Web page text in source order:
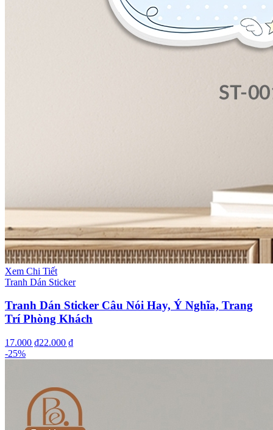
Xem Chi Tiết
Tranh Dán Sticker
Tranh Dán Sticker Câu Nói Hay, Ý Nghĩa, Trang
Trí Phòng Khách
17.000 ₫22.000 ₫
-25%